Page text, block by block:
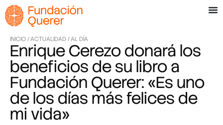
INICIO /ACTUALIDAD /AL DÍA
Enrique Cerezo donará los
beneficios de su libro a
Fundación Querer: «Es uno
de los días más felices de
mi vida»